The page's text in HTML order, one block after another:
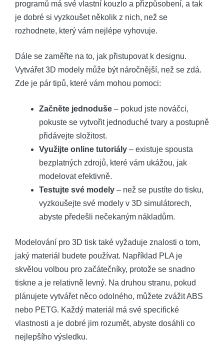
programů má své vlastní kouzlo a přizpůsobení, a tak
je dobré si vyzkoušet několik z nich, než se
rozhodnete, který vám nejlépe vyhovuje.
Dále se zaměřte na to, jak přistupovat k designu.
Vytvářet 3D modely může být náročnější, než se zdá.
Zde je pár tipů, které vám mohou pomoci:
Začněte jednoduše – pokud jste nováčci,
pokuste se vytvořit jednoduché tvary a postupně
přidávejte složitost.
Využijte online tutoriály – existuje spousta
bezplatných zdrojů, které vám ukážou, jak
modelovat efektivně.
Testujte své modely – než se pustíte do tisku,
vyzkoušejte své modely v 3D simulátorech,
abyste předešli nečekaným nákladům.
Modelování pro 3D tisk také vyžaduje znalosti o tom,
jaký materiál budete používat. Například PLA je
skvělou volbou pro začátečníky, protože se snadno
tiskne a je relativně levný. Na druhou stranu, pokud
plánujete vytvářet něco odolného, můžete zvážit ABS
nebo PETG. Každý materiál má své specifické
vlastnosti a je dobré jim rozumět, abyste dosáhli co
nejlepšího výsledku.